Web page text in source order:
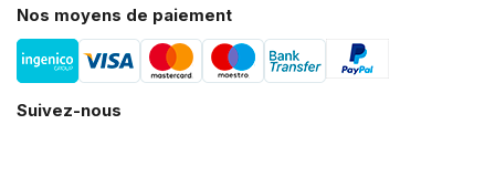
Nos moyens de paiement
Suivez-nous